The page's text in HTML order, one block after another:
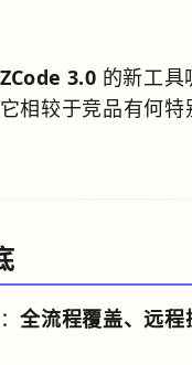
ZCode 3.0的新工具
相较于竞品有何
全流程覆盖、远